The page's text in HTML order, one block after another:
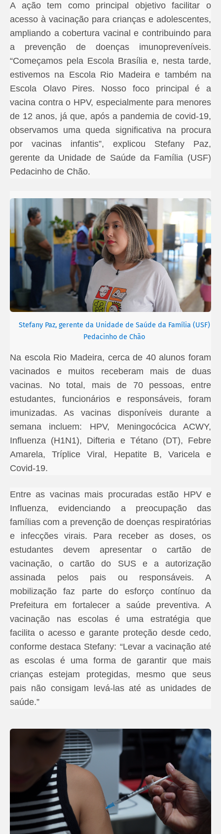
A ação tem como principal objetivo facilitar o
acesso à vacinação para crianças e adolescentes,
ampliando a cobertura vacinal e contribuindo para
a prevenção de doenças imunopreveníveis.
“Começamos pela Escola Brasília e, nesta tarde,
estivemos na Escola Rio Madeira e também na
Escola Olavo Pires. Nosso foco principal é a
vacina contra o HPV, especialmente para menores
de 12 anos, já que, após a pandemia de covid-19,
observamos uma queda significativa na procura
por vacinas infantis”, explicou Stefany Paz,
gerente da Unidade de Saúde da Família (USF)
Pedacinho de Chão.
Stefany Paz, gerente da Unidade de Saúde da Família (USF)
Pedacinho de Chão
Na escola Rio Madeira, cerca de 40 alunos foram
vacinados e muitos receberam mais de duas
vacinas. No total, mais de 70 pessoas, entre
estudantes, funcionários e responsáveis, foram
imunizadas. As vacinas disponíveis durante a
semana incluem: HPV, Meningocócica ACWY,
Influenza (H1N1), Difteria e Tétano (DT), Febre
Amarela, Tríplice Viral, Hepatite B, Varicela e
Covid-19.
Entre as vacinas mais procuradas estão HPV e
Influenza, evidenciando a preocupação das
famílias com a prevenção de doenças respiratórias
e infecções virais. Para receber as doses, os
estudantes devem apresentar o cartão de
vacinação, o cartão do SUS e a autorização
assinada pelos pais ou responsáveis. A
mobilização faz parte do esforço contínuo da
Prefeitura em fortalecer a saúde preventiva. A
vacinação nas escolas é uma estratégia que
facilita o acesso e garante proteção desde cedo,
conforme destaca Stefany: “Levar a vacinação até
as escolas é uma forma de garantir que mais
crianças estejam protegidas, mesmo que seus
pais não consigam levá-las até as unidades de
saúde.”